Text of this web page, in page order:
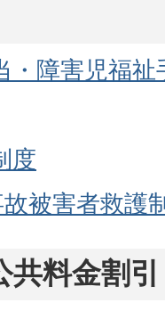
・障害児福
度
被害者救護
料金割引